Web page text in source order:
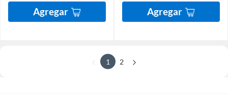
Agregar Agregar
1 2